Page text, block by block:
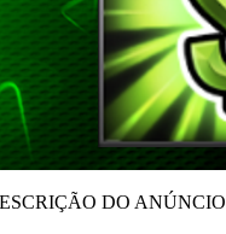
DO ANÚNCIO